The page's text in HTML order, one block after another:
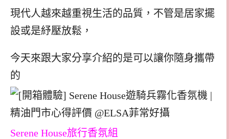
現代人越來越重視生活的品質，不管是居家擺
設或是紓壓放鬆，
今天來跟大家分享介紹的是可以讓你隨身攜帶
的
Serene House旅行香氛組